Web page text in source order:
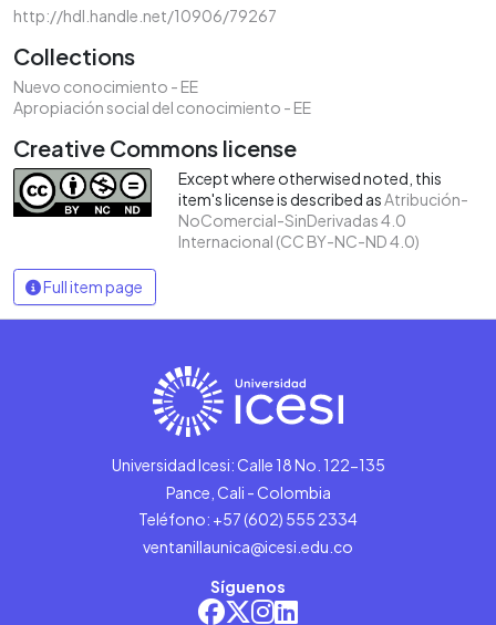
http://hdl.handle.net/10906/79267
Collections
Nuevo conocimiento - EE
Apropiación social del conocimiento - EE
Creative Commons license
Except where otherwised noted, this
item's license is described asAtribución-
NoComercial-SinDerivadas 4.0
Internacional (CC BY-NC-ND 4.0)
Full item page
Universidad Icesi: Calle 18 No. 122-135
Pance, Cali - Colombia
Teléfono: +57 (602) 555 2334
ventanillaunica@icesi.edu.co
Síguenos